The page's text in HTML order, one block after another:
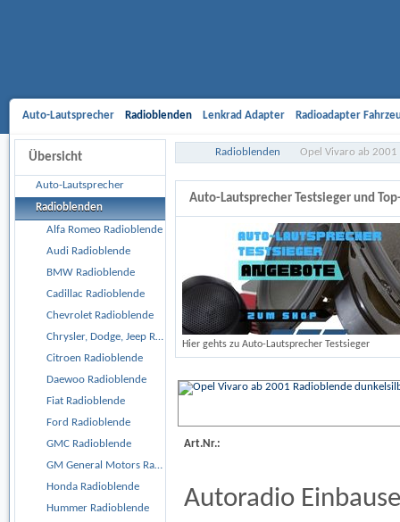
Auto-Lautsprecher Radioblenden Lenkrad Adapter Radioadapter
Aktivsystemadapter Entriegelungsbügel Antennenadapter Freisprech-
Car Hifi Komplett und Sonderangebote Car Hifi
Übersicht
Auto-Lautsprecher
Radioblenden
Alfa Romeo Radioblende
Audi Radioblende
BMW Radioblende
Cadillac Radioblende
Chevrolet Radioblende
Chrysler, Dodge, Jeep Radioblende
Citroen Radioblende
Daewoo Radioblende
Fiat Radioblende
Ford Radioblende
GMC Radioblende
GM General Motors Radioblende
Honda Radioblende
Hummer Radioblende
Radioblenden Opel Vivaro ab
Auto-Lautsprecher Testsieger und
Hier gehts zu Auto-Lautsprecher Testsieger
Art.Nr.:
Autoradio